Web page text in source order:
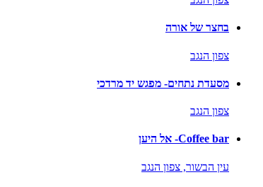
בחצר של אורה
צפון הנגב
מסעדת נתחים- מפגש יד מרדכי
צפון הנגב
Coffee bar- אל היען
עין הבשור, צפון הנגב